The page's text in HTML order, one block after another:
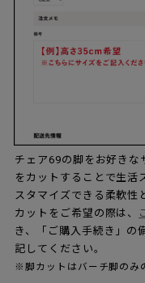
チェア69の脚をお好きな
をカットすることで生活
スタマイズできる柔軟性
カットをご希望の際は、
き、「ご購入手続き」の
記してください。
※脚カットはバーチ脚のみ